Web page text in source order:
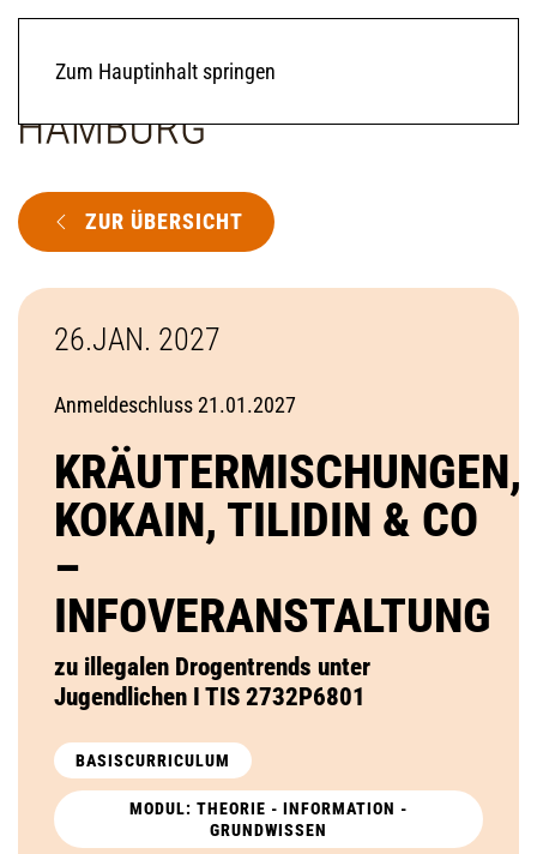
Zum Hauptinhalt springen
ZUR ÜBERSICHT
26.JAN. 2027
Anmeldeschluss 21.01.2027
KRÄUTERMISCHUNGEN,
KOKAIN, TILIDIN & CO
–
INFOVERANSTALTUNG
zu illegalen Drogentrends unter
Jugendlichen I TIS 2732P6801
BASISCURRICULUM
MODUL: THEORIE - INFORMATION -
GRUNDWISSEN